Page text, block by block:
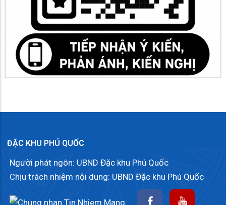
ĐẶC KHU PHÚ QUỐC
Người phát ngôn: UBND Đặc khu Phú Quốc
Chịu trách nhiệm nội dung: UBND Đặc khu Phú Quốc